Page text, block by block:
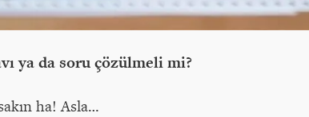
ya da soru çözülmeli mi?
ha! Asla…